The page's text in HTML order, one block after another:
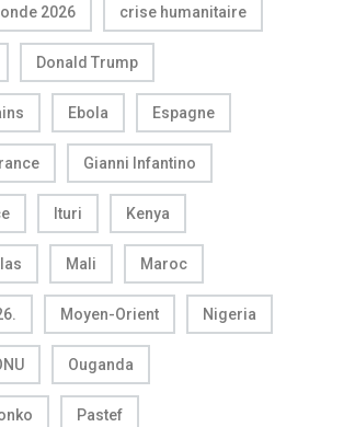
2026 crise humanitaire
Donald Trump
Ebola Espagne
Gianni Infantino
Ituri Kenya
Mali Maroc
Moyen-Orient Nigeria
Ouganda
Pastef